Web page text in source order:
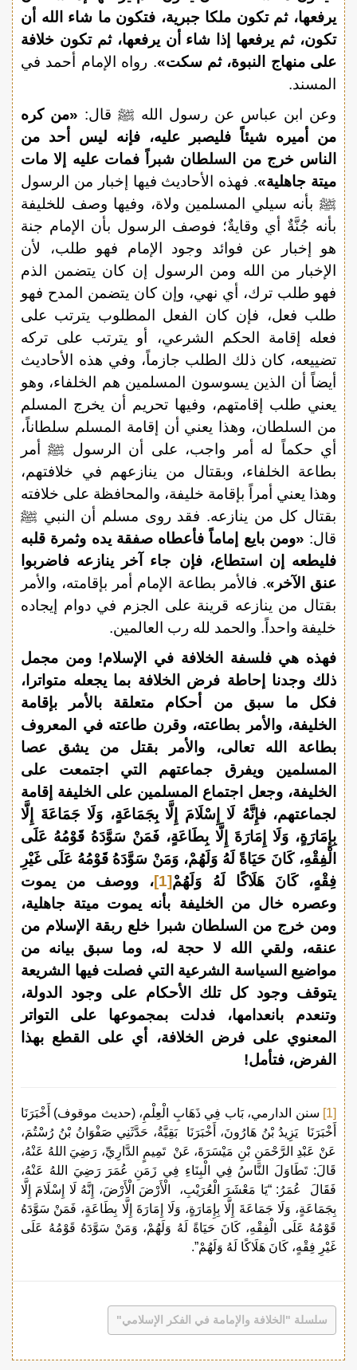
يرفعها، ثم تكون ملكا جبرية، فتكون ما شاء الله أن
تكون، ثم يرفعها إذا شاء أن يرفعها، ثم تكون خلافة
على منهاج النبوة، ثم سكت». رواه الإمام أحمد في
المسند.
وعن ابن عباس عن رسول الله ﷺ قال: «من كره
من أميره شيئاً فليصبر عليه، فإنه ليس أحد من
الناس خرج من السلطان شبراً فمات عليه إلا مات
ميتة جاهلية». فهذه الأحاديث فيها إخبار من الرسول
ﷺ بأنه سيلي المسلمين ولاة، وفيها وصف للخليفة
بأنه جُنَّةٌ أي وقايةٌ؛ فوصف الرسول بأن الإمام جنة
هو إخبار عن فوائد وجود الإمام فهو طلب، لأن
الإخبار من الله ومن الرسول إن كان يتضمن الذم
فهو طلب ترك، أي نهي، وإن كان يتضمن المدح فهو
طلب فعل، فإن كان الفعل المطلوب يترتب على
فعله إقامة الحكم الشرعي، أو يترتب على تركه
تضييعه، كان ذلك الطلب جازماً، وفي هذه الأحاديث
أيضاً أن الذين يسوسون المسلمين هم الخلفاء، وهو
يعني طلب إقامتهم، وفيها تحريم أن يخرج المسلم
من السلطان، وهذا يعني أن إقامة المسلم سلطاناً،
أي حكماً له أمر واجب، على أن الرسول ﷺ أمر
بطاعة الخلفاء، وبقتال من ينازعهم في خلافتهم،
وهذا يعني أمراً بإقامة خليفة، والمحافظة على خلافته
بقتال كل من ينازعه. فقد روى مسلم أن النبي ﷺ
قال: «ومن بايع إماماً فأعطاه صفقة يده وثمرة قلبه
فليطعه إن استطاع، فإن جاء آخر ينازعه فاضربوا
عنق الآخر». فالأمر بطاعة الإمام أمر بإقامته، والأمر
بقتال من ينازعه قرينة على الجزم في دوام إيجاده
خليفة واحداً. والحمد لله رب العالمين.
فهذه هي فلسفة الخلافة في الإسلام! ومن مجمل
ذلك وجدنا إحاطة فرض الخلافة بما يجعله متواترا،
فكل ما سبق من أحكام متعلقة بالأمر بإقامة
الخليفة، والأمر بطاعته، وقرن طاعته في المعروف
بطاعة الله تعالى، والأمر بقتل من يشق عصا
المسلمين ويفرق جماعتهم التي اجتمعت على
الخليفة، وجعل اجتماع المسلمين على الخليفة إقامة
لجماعتهم، فإِنَّهُ لَا إِسْلَامَ إِلَّا بِجَمَاعَةٍ، وَلَا جَمَاعَةَ إِلَّا
بِإِمَارَةٍ، وَلَا إِمَارَةَ إِلَّا بِطَاعَةٍ، فَمَنْ سَوَّدَهُ قَوْمُهُ عَلَى
الْفِقْهِ، كَانَ حَيَاةً لَهُ وَلَهُمْ، وَمَنْ سَوَّدَهُ قَوْمُهُ عَلَى غَيْرِ
فِقْهٍ، كَانَ هَلَاكًا لَهُ وَلَهُمْ[1]
، ووصف من يموت
وعصره خال من الخليفة بأنه يموت ميتة جاهلية،
ومن خرج من السلطان شبرا خلع ربقة الإسلام من
عنقه، ولقي الله لا حجة له، وما سبق بيانه من
مواضيع السياسة الشرعية التي فصلت فيها الشريعة
يتوقف وجود كل تلك الأحكام على وجود الدولة،
وتنعدم بانعدامها، فدلت بمجموعها على التواتر
المعنوي على فرض الخلافة، أي على القطع بهذا
الفرض، فتأمل!
[1]
سنن الدارمي، بَاب فِي ذَهَابِ الْعِلْمِ، (حديث موقوف) أَخْبَرَنَا
أَخْبَرَنَا يَزِيدُ بْنُ هَارُونَ، أَخْبَرَنَا بَقِيَّةُ، حَدَّثَنِي صَفْوَانُ بْنُ رُسْتُمَ،
عَنْ عَبْدِ الرَّحْمَنِ بْنِ مَيْسَرَةَ، عَنْ تَمِيمٍ الدَّارِيِّ، رَضِيَ اللهُ عَنْهُ،
قَالَ: تَطَاوَلَ النَّاسُ فِي الْبِنَاءِ فِي زَمَنِ عُمَرَ رَضِيَ اللهُ عَنْهُ،
فَقَالَ عُمَرُ: “يَا مَعْشَرَ الْعُرَيْبِ، الْأَرْضَ الْأَرْضَ، إِنَّهُ لَا إِسْلَامَ إِلَّا
بِجَمَاعَةٍ، وَلَا جَمَاعَةَ إِلَّا بِإِمَارَةٍ، وَلَا إِمَارَةَ إِلَّا بِطَاعَةٍ، فَمَنْ سَوَّدَهُ
قَوْمُهُ عَلَى الْفِقْهِ، كَانَ حَيَاةً لَهُ وَلَهُمْ، وَمَنْ سَوَّدَهُ قَوْمُهُ عَلَى
غَيْرِ فِقْهٍ، كَانَ هَلَاكًا لَهُ وَلَهُمْ”.
سلسلة "الخلافة والإمامة في الفكر الإسلامي"